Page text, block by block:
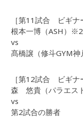
［第11試合 ビギナ
根本一博（ASH）
vs
髙橋譲（修斗GYM神
［第12試合 ビギナ
森 悠貴（パラエス
vs
第2試合の勝者